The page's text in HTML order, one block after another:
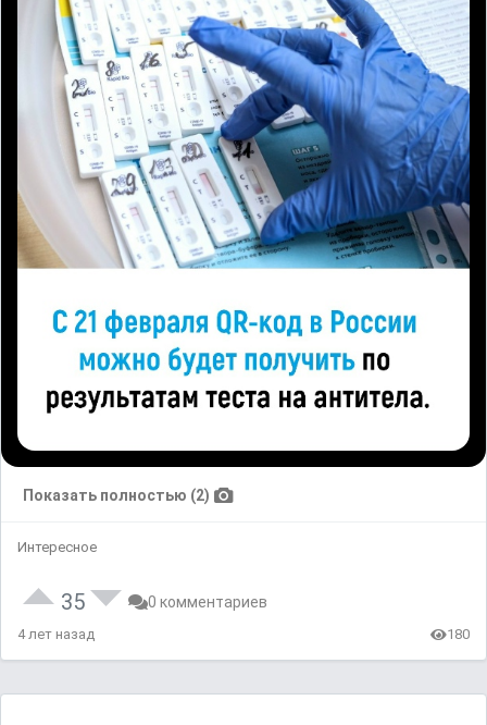
Показать полностью (2)
Интересное
35 0 комментариев
4 лет назад 180